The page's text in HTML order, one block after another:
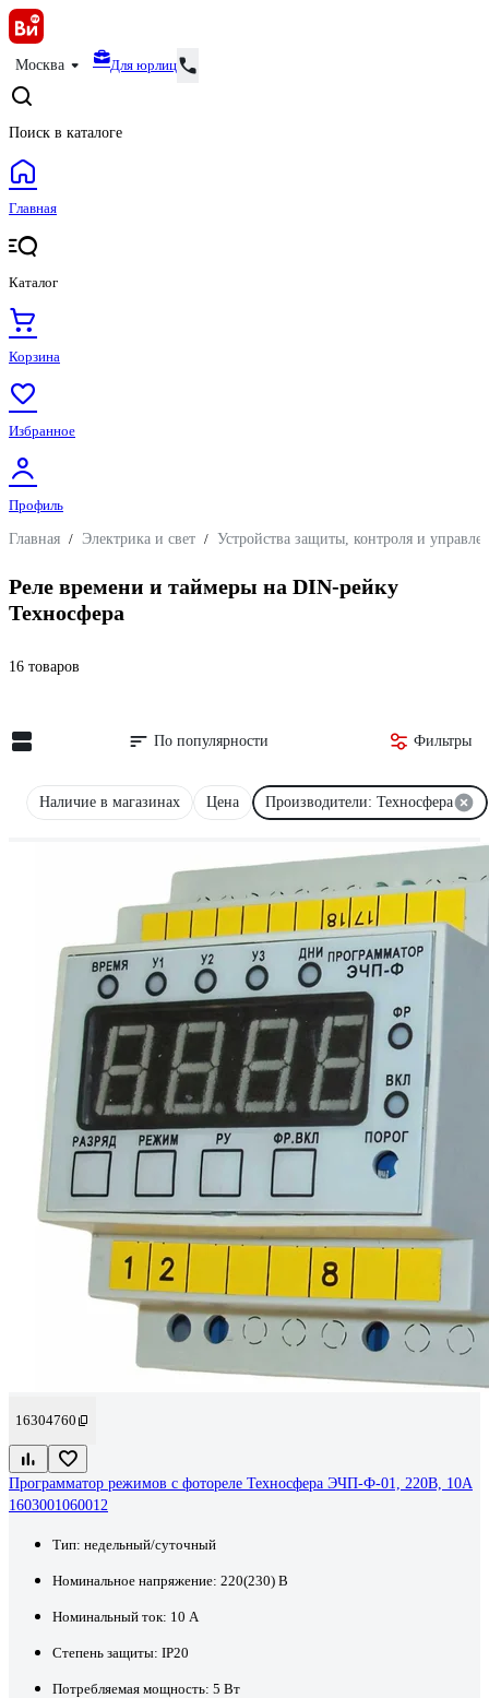
Москва Для юрлиц
Поиск в каталоге
Главная
Каталог
Корзина
Избранное
Профиль
Главная / Электрика и свет / Устройства защиты, контроля и
Реле времени и таймеры на DIN-рейку
Техносфера
16 товаров
По популярности Фильтры
Наличие в магазинах Цена Производители: Техносфера
16304760
Программатор режимов с фотореле Техносфера ЭЧП-Ф-01, 220В, 10А
1603001060012
Тип: недельный/суточный
Номинальное напряжение: 220(230) В
Номинальный ток: 10 А
Степень защиты: IP20
Потребляемая мощность: 5 Вт